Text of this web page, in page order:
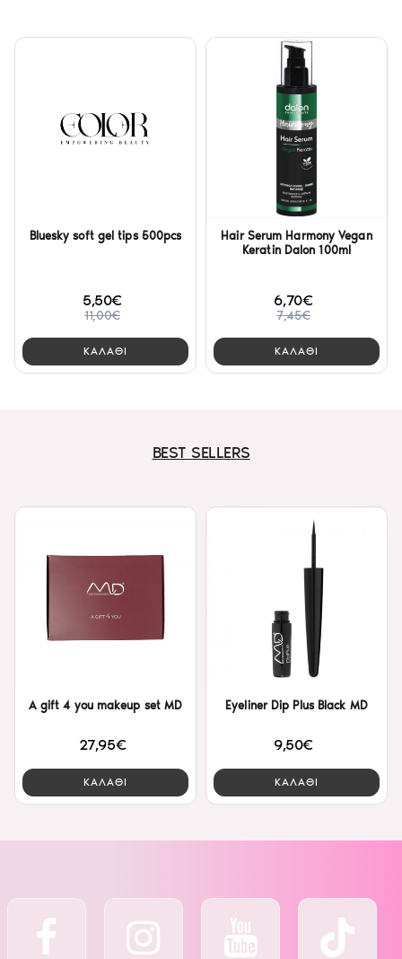
Bluesky soft gel tips 500pcs
5,50€
11,00€
ΚΑΛΑΘΙ
Hair Serum Harmony Vegan
Keratin Dalon 100ml
6,70€
7,45€
ΚΑΛΑΘΙ
BEST SELLERS
A gift 4 you makeup set MD
27,95€
ΚΑΛΑΘΙ
Eyeliner Dip Plus Black MD
9,50€
ΚΑΛΑΘΙ